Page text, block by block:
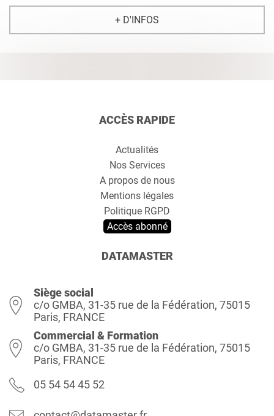
+ D'INFOS
ACCÈS RAPIDE
Actualités
Nos Services
A propos de nous
Mentions légales
Politique RGPD
Accès abonné
DATAMASTER
Siège social
c/o GMBA, 31-35 rue de la Fédération, 75015
Paris, FRANCE
Commercial & Formation
c/o GMBA, 31-35 rue de la Fédération, 75015
Paris, FRANCE
05 54 54 45 52